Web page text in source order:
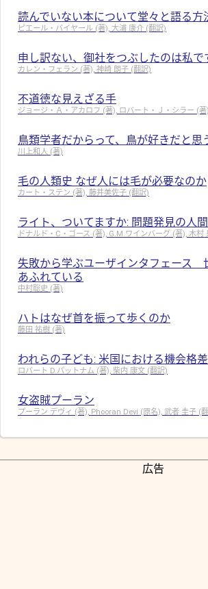
読んでいない本について堂々と語る方
ピエール・バイヤール (著), 大浦 康介 (翻訳)
申し訳ない、御社をつぶしたのは私で
カレン・フェラン (著), 神崎 朗子 (翻訳)
不道徳な見えざる手
ジョージ・Ａ・アカロフ (著), ロバート・Ｊ・シラー (
鳥類学者だからって、鳥が好きだと思
川上和人 (著)
毛の人類史 なぜ人には毛が必要なのか
カート・ステン (著), 藤井美佐子 (翻訳)
ライト、ついてますか: 問題発見の人
ドナルド・C・ゴース (著), G.M.ワインバーグ (著), 木村
失敗から学ぶユーザインタフェース
あふれている
中村聡史 (著)
ハトはなぜ首を振って歩くのか
藤田 祐樹 (著)
われらの子ども: 米国における機会格
ロバート D.パットナム (著), 柴内 康文 (翻訳)
女盗賊プーラン
プーラン デヴィ (著), Phooran Devi (原名), 武者 圭子 (
広告